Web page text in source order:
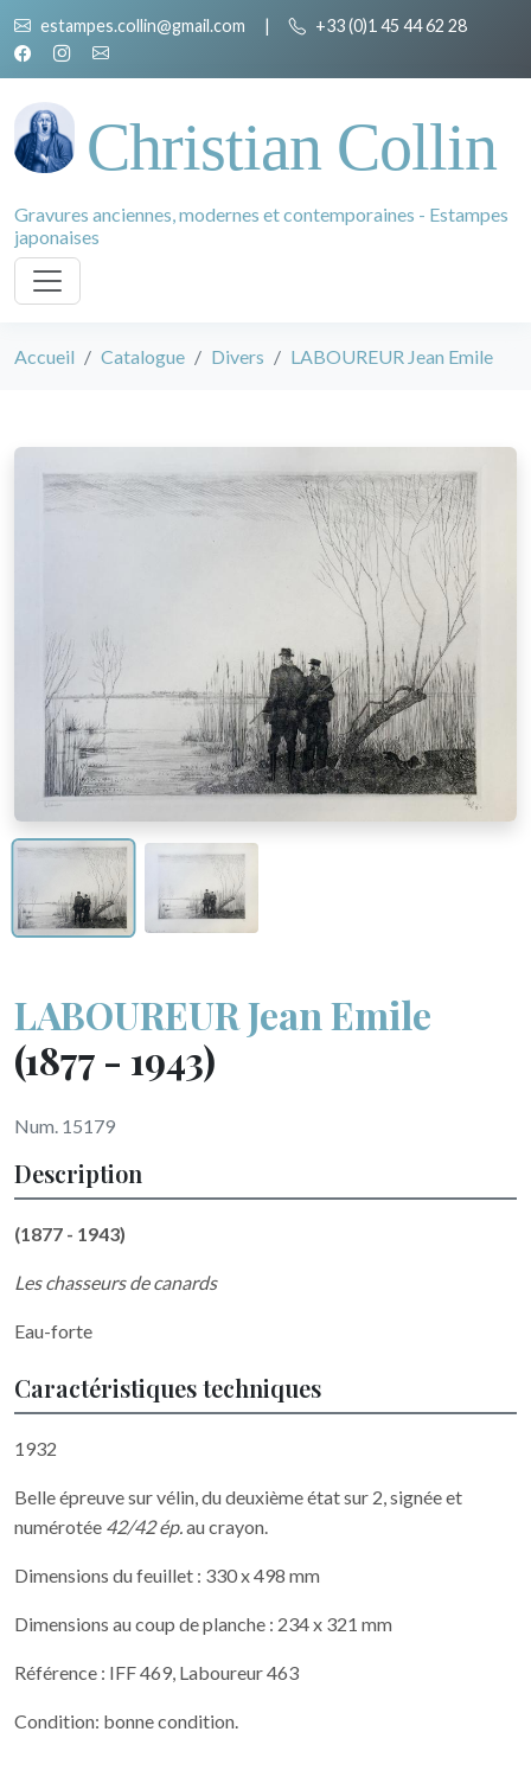
estampes.collin@gmail.com | +33 (0)1 45 44 62 28
Christian Collin
Gravures anciennes, modernes et contemporaines - Estampes
japonaises
Accueil Catalogue Divers LABOUREUR Jean Emile
LABOUREUR Jean Emile
(1877 - 1943)
Num. 15179
Description
(1877 - 1943)
Les chasseurs de canards
Eau-forte
Caractéristiques techniques
1932
Belle épreuve sur vélin, du deuxième état sur 2, signée et
numérotée 42/42 ép.au crayon.
Dimensions du feuillet : 330 x 498 mm
Dimensions au coup de planche : 234 x 321 mm
Référence : IFF 469, Laboureur 463
Condition: bonne condition.